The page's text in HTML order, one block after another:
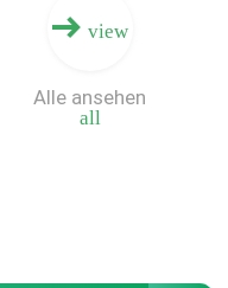
view
all
Alle ansehen